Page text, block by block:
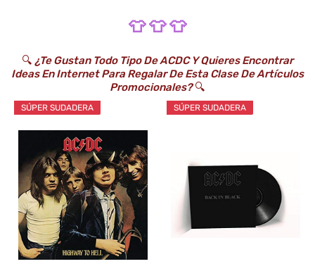
👕 👕 👕
🔍 ¿Te Gustan Todo Tipo De ACDC Y Quieres Encontrar
Ideas En Internet Para Regalar De Esta Clase De Artículos
Promocionales?🔍
SÚPER SUDADERA SÚPER SUDADERA